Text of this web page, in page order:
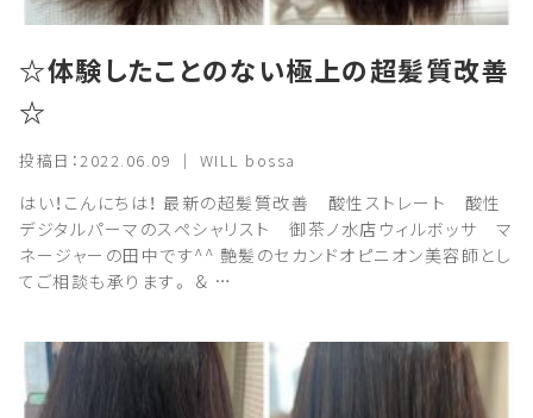
☆体験したことのない極上の超髪質改善
☆
投稿日：2022.06.09 ｜ WILL bossa
はい！こんにちは！ 最新の超髪質改善 酸性ストレート 酸性
デジタルパーマのスペシャリスト 御茶ノ水店ウィルボッサ マ
ネージャーの田中です^^ 艶髪のセカンドオピニオン美容師とし
てご相談も承ります。 & …